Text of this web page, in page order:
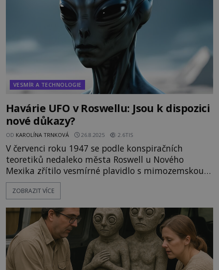
VESMÍR A TECHNOLOGIE
Havárie UFO v Roswellu: Jsou k dispozici
nové důkazy?
OD KAROLÍNA TRNKOVÁ 26.8.2025 2.6TIS
V červenci roku 1947 se podle konspiračních
teoretiků nedaleko města Roswell u Nového
Mexika zřítilo vesmírné plavidlo s mimozemskou
posádkou. Americká vláda tvrdí, že šlo ve
skutečnosti o pád meteorologického balonu. Kdo
Přestože by se na první pohled mohlo zdát, že v
souvislosti s roswellským incidentem
ZOBRAZIT VÍCE